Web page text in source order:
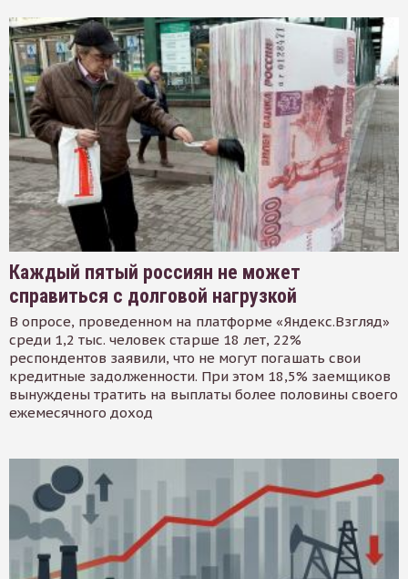
Каждый пятый россиян не может
справиться с долговой нагрузкой
В опросе, проведенном на платформе «Яндекс.Взгляд»
среди 1,2 тыс. человек старше 18 лет, 22%
респондентов заявили, что не могут погашать свои
кредитные задолженности. При этом 18,5% заемщиков
вынуждены тратить на выплаты более половины своего
ежемесячного доход